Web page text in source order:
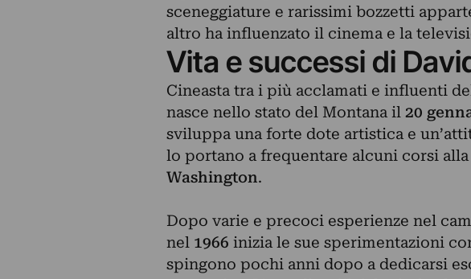
sceneggiature e rarissimi bozzetti
altro ha influenzato il cinema e la
Vita e successi di
Cineasta tra i più acclamati e influenti
nasce nello stato del Montana il20
sviluppa una forte dote artistica e
lo portano a frequentare alcuni corsi alla
Washington.
Dopo varie e precoci esperienze nel
nel 1966 inizia le sue sperimentazioni
spingono pochi anni dopo a dedicarsi